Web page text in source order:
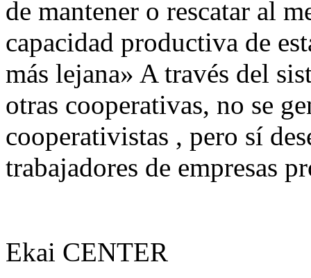
de mantener o rescatar al
capacidad productiva de
más lejana» A través del
otras cooperativas, no se
cooperativistas , pero sí
trabajadores de empresas
Ekai CENTER